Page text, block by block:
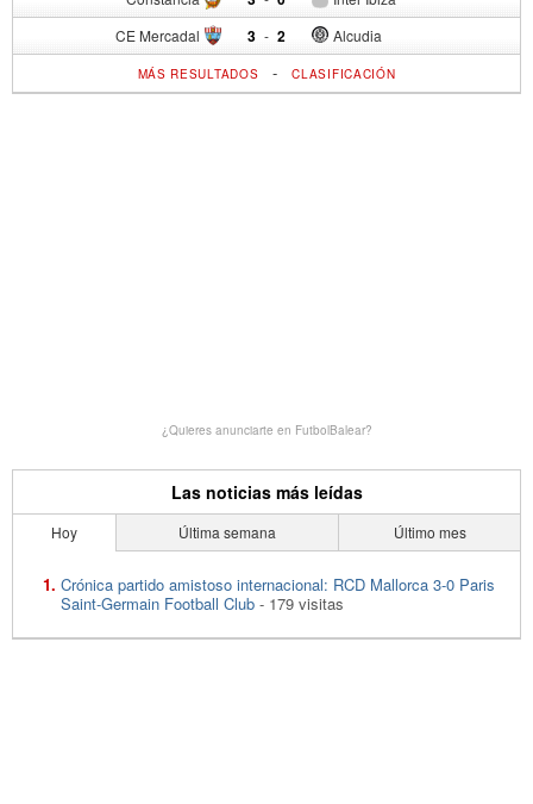
CE Mercadal 3 - Alcudia
2
MÁS RESULTADOS -CLASIFICACIÓN
¿Quieres anunciarte en FutbolBalear?
Las noticias más leídas
Hoy Última semana Último mes
Crónica partido amistoso internacional: RCD Mallorca 3-0 Paris
Saint-Germain Football Club - 179 visitas